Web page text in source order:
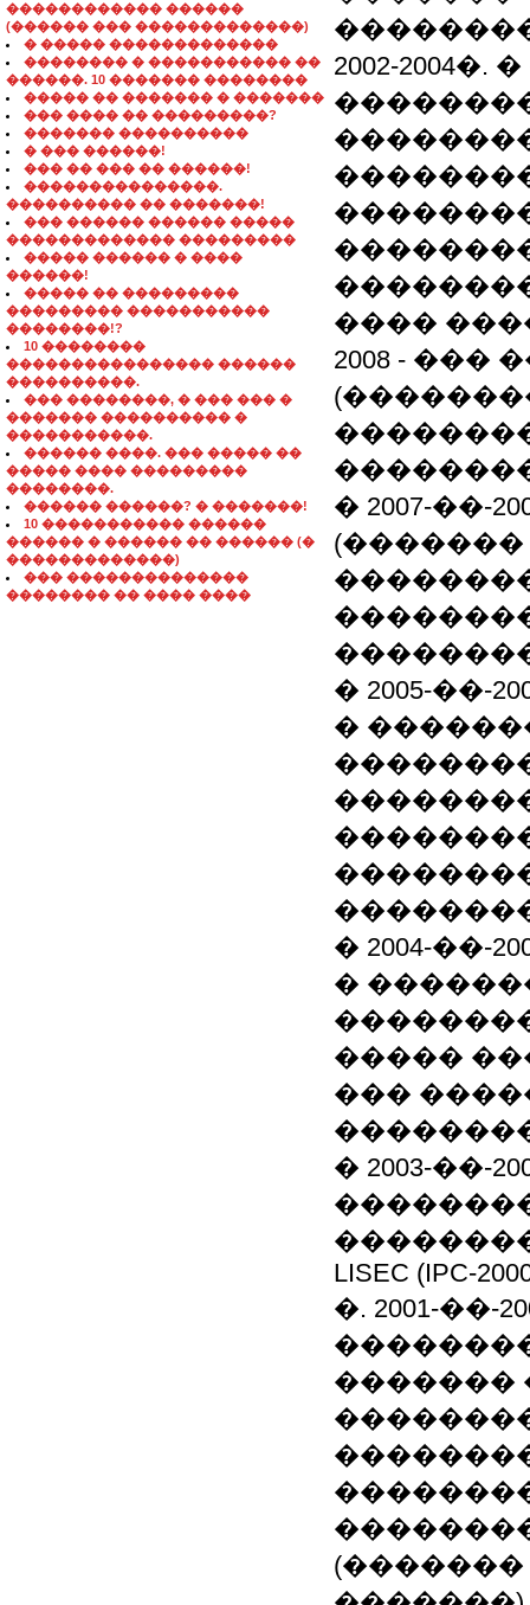
������������ ������
(������ ��� �������������)
� ����� �������������
�������� � ����������� ��
������. 10 ������� ��������
����� �� ������� � �������
��� ���� �� ���������?
������� ����������
� ��� ������!
��� �� ��� �� ������!
���������������.
���������� �� �������!
��� ������ ������ �����
������������� ���������
����� ������ � ����
������!
����� �� ���������
��������� �����������
��������!?
10 ��������
���������������� ������
����������.
��� ��������, � ��� ��� �
������� ���������� �
�����������.
������ ����. ��� ����� ��
����� ���� ���������
��������.
������ ������? � �������!
10 ����������� ������
������ � ������ �� ������ (�
�������������)
��� ��������������
�������� �� ���� ����
2002-
����
2008 -
� 2007-
� 2005-
�
� 2004-
�
�����
���
� 2003-��-
LISEC (IPC-
�. 2001-
�������